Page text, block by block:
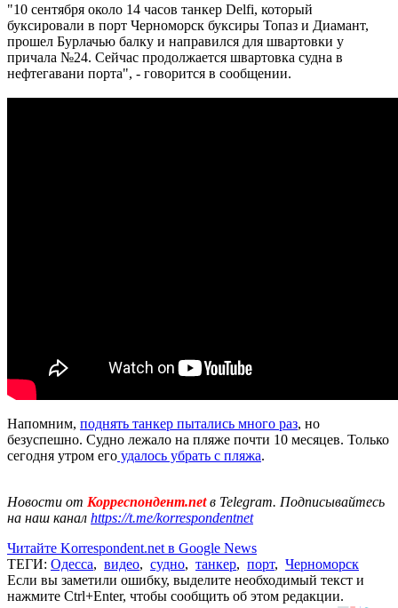
"10 сентября около 14 часов танкер Delfi, который
буксировали в порт Черноморск буксиры Топаз и Диамант,
прошел Бурлачью балку и направился для швартовки у
причала №24. Сейчас продолжается швартовка судна в
нефтегавани порта", - говорится в сообщении.
Напомним, поднять танкер пытались много раз, но
безуспешно. Судно лежало на пляже почти 10 месяцев. Только
сегодня утром его удалось убрать с пляжа.
Новости от Корреспондент.netв Telegram. Подписывайтесь
на наш канал https://t.me/korrespondentnet
Читайте Korrespondent.net в Google News
ТЕГИ: Одесса, видео, судно, танкер, порт, Черноморск
Если вы заметили ошибку, выделите необходимый текст и
нажмите Ctrl+Enter, чтобы сообщить об этом редакции.